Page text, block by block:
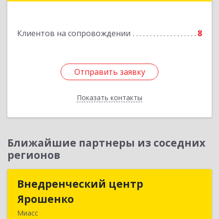
Клиентов на сопровождении 8
Отправить заявку
Показать контакты
Отправить заявку
Назад
Ближайшие партнеры из соседних
регионов
Внедренческий центр
Ярошенко
Миасс
Внедренческий центр